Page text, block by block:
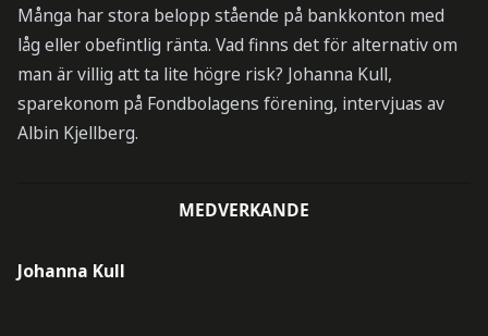
Många har stora belopp stående på bankkonton med
låg eller obefintlig ränta. Vad finns det för alternativ om
man är villig att ta lite högre risk? Johanna Kull,
sparekonom på Fondbolagens förening, intervjuas av
Albin Kjellberg.
MEDVERKANDE
Johanna Kull